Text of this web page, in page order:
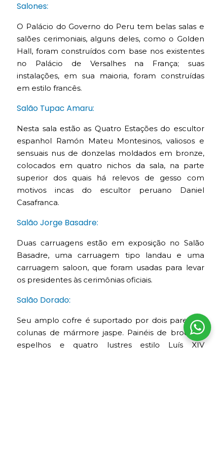
Salones:
O Palácio do Governo do Peru tem belas salas e
salões cerimoniais, alguns deles, como o Golden
Hall, foram construídos com base nos existentes
no Palácio de Versalhes na França; suas
instalações, em sua maioria, foram construídas
em estilo francês.
Salão Tupac Amaru:
Nesta sala estão as Quatro Estações do escultor
espanhol Ramón Mateu Montesinos, valiosos e
sensuais nus de donzelas moldados em bronze,
colocados em quatro nichos da sala, na parte
superior dos quais há relevos de gesso com
motivos incas do escultor peruano Daniel
Casafranca.
Salão Jorge Basadre:
Duas carruagens estão em exposição no Salão
Basadre, uma carruagem tipo landau e uma
carruagem saloon, que foram usadas para levar
os presidentes às cerimônias oficiais.
Salão Dorado:
Seu amplo cofre é suportado por dois pares de
colunas de mármore jaspe. Painéis de brocado,
espelhos e quatro lustres estilo Luís XIV